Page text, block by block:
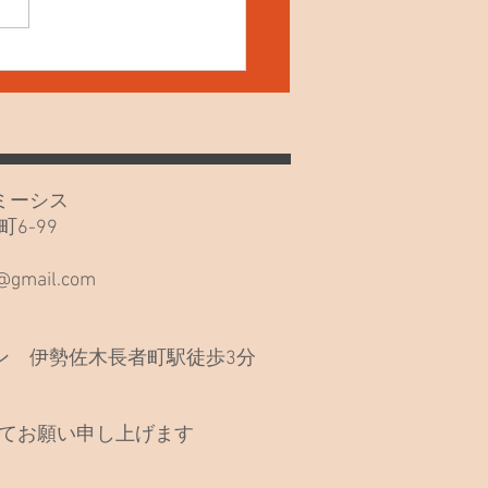
ーシス
6-99
伊勢佐木長者町駅徒歩3分
お願い申し上げます